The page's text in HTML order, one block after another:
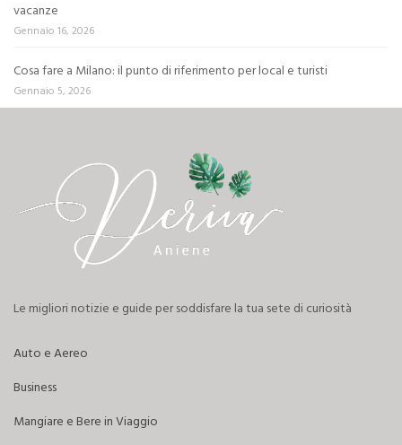
vacanze
Gennaio 16, 2026
Cosa fare a Milano: il punto di riferimento per local e turisti
Gennaio 5, 2026
Le migliori notizie e guide per soddisfare la tua sete di curiosità
Auto e Aereo
Business
Mangiare e Bere in Viaggio